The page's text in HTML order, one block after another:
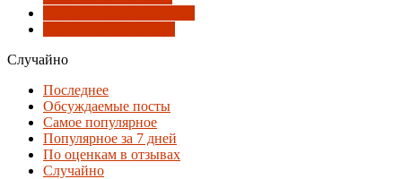
Случайно
Последнее
Обсуждаемые посты
Самое популярное
Популярное за 7 дней
По оценкам в отзывах
Случайно